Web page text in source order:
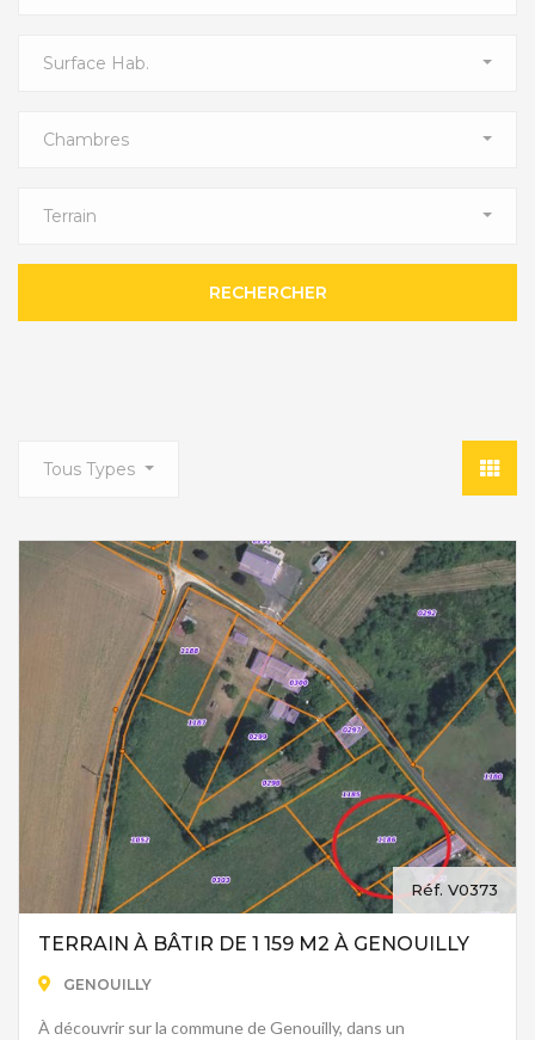
Surface Hab.
Chambres
Terrain
RECHERCHER
Tous Types
Réf. V0373
TERRAIN À BÂTIR DE 1 159 M2 À GENOUILLY
GENOUILLY
À découvrir sur la commune de Genouilly, dans un